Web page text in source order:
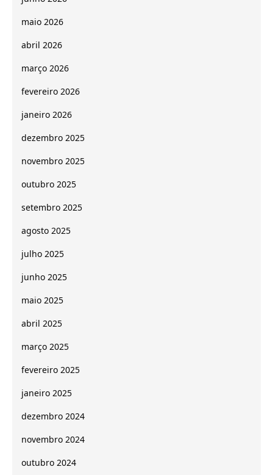
maio 2026
abril 2026
março 2026
fevereiro 2026
janeiro 2026
dezembro 2025
novembro 2025
outubro 2025
setembro 2025
agosto 2025
julho 2025
junho 2025
maio 2025
abril 2025
março 2025
fevereiro 2025
janeiro 2025
dezembro 2024
novembro 2024
outubro 2024